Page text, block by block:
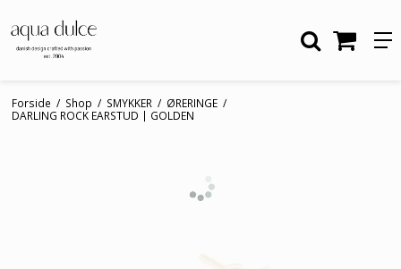
Forside / Shop / SMYKKER / ØRERINGE /
DARLING ROCK EARSTUD | GOLDEN